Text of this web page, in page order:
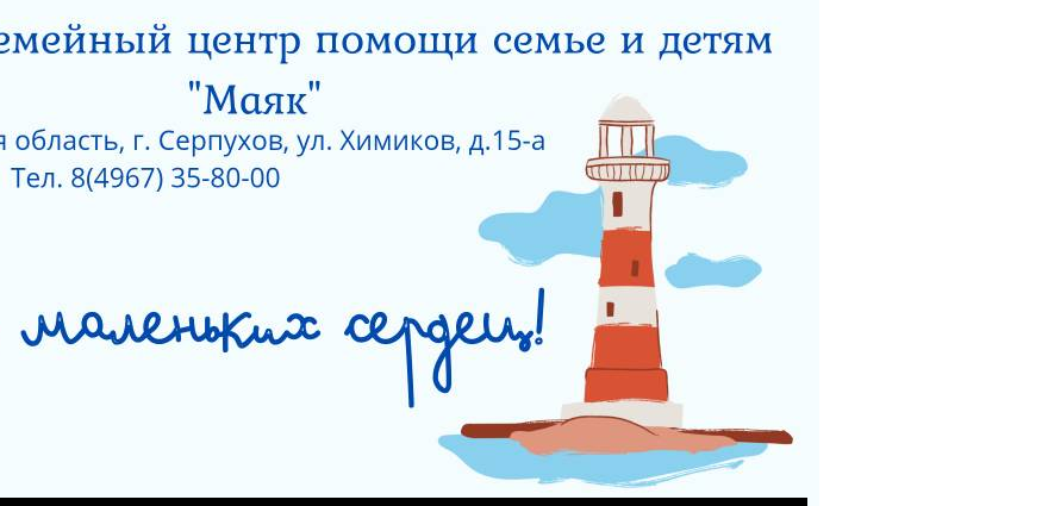
ЛИЦЕНЗИЯ НА ОСУЩЕСТВЛЕНИЕ МЕДИЦИНСКОЙ ДЕЯТЕЛЬНОСТИ
КАК ЗАЩИТИТЬ РЕБЕНКА ОТ ПАДЕНИЯ ИЗ ОКНА?
ЧТО НУЖНО ЗНАТЬ О КОРРУПЦИИ?
СОЦИАЛЬНОГО ОБСЛУЖИВАНИЯ, ПОДВЕДОМСТВЕННЫХ МИНИСТЕРСТВУ СОЦИАЛЬНОГО
СОЦИАЛЬНЫХ УСЛУГ ПО РЕЗУЛЬТАТАМ НЕЗАВИСИМОЙ ОЦЕНКИ КАЧЕСТВА РАБОТЫ ГКУСО МО
ЦЕНТР ДЛЯ НЕСОВЕРШЕННОЛЕТНИХ» (2015 ГОД)
ЗАЩИТА ПРАВ ДЕТЕЙ
ПОРЯДОК ПОДАЧИ ОБРАЩЕНИЯ
СЛУЖБА СОПРОВОЖДЕНИЯ ЗАМЕЩАЮЩИХ СЕМЕЙ #15513 (БЕЗ НАЗВАНИЯ)
ВЫПУСКНИКОВ ИЗ ЧИСЛА ДЕТЕЙ-СИРОТ УЧАСТКОВАЯ СОЦИАЛЬНАЯ СЛУЖБА